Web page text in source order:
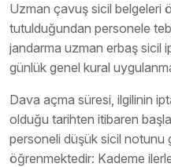
Uzman çavuş sicil belgeleri
tutulduğundan personele
jandarma uzman erbaş sicil
günlük genel kural
Dava açma süresi, ilgilinin
olduğu tarihten itibaren
personeli düşük sicil notunu
öğrenmektedir: Kademe